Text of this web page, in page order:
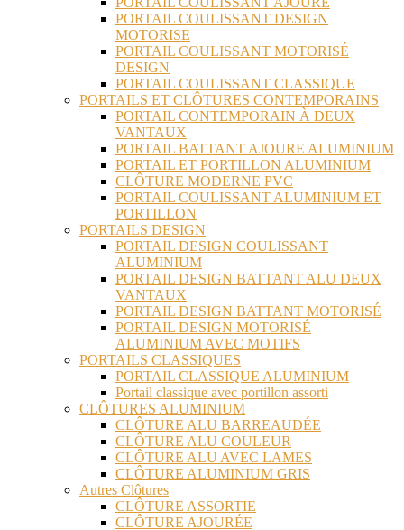
PORTAIL COULISSANT DESIGN
MOTORISE
PORTAIL COULISSANT MOTORISÉ
DESIGN
PORTAIL COULISSANT CLASSIQUE
PORTAILS ET CLÔTURES CONTEMPORAINS
PORTAIL CONTEMPORAIN À DEUX
VANTAUX
PORTAIL BATTANT AJOURE ALUMINIUM
PORTAIL ET PORTILLON ALUMINIUM
CLÔTURE MODERNE PVC
PORTAIL COULISSANT ALUMINIUM ET
PORTILLON
PORTAILS DESIGN
PORTAIL DESIGN COULISSANT
ALUMINIUM
PORTAIL DESIGN BATTANT ALU DEUX
VANTAUX
PORTAIL DESIGN BATTANT MOTORISÉ
PORTAIL DESIGN MOTORISÉ
ALUMINIUM AVEC MOTIFS
PORTAILS CLASSIQUES
PORTAIL CLASSIQUE ALUMINIUM
Portail classique avec portillon assorti
CLÔTURES ALUMINIUM
CLÔTURE ALU BARREAUDÉE
CLÔTURE ALU COULEUR
CLÔTURE ALU AVEC LAMES
CLÔTURE ALUMINIUM GRIS
Autres Clôtures
CLÔTURE ASSORTIE
CLÔTURE AJOURÉE